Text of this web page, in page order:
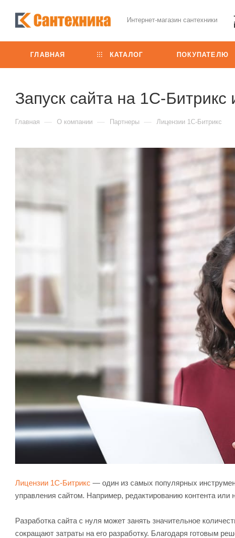
Интернет-магазин сантехники
ГЛАВНАЯ КАТАЛОГ ПОКУПАТЕЛЮ
Запуск сайта на 1С-
Главная — О компании — Партнеры — Лицензии 1С-Битрикс
Лицензии 1С-Битрикс — один из самых популярных
управления сайтом. Например, редактированию контента или
Разработка сайта с нуля может занять значительное
сокращают затраты на его разработку. Благодаря готовым